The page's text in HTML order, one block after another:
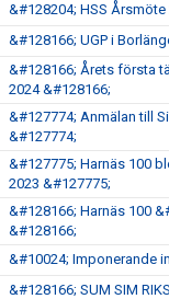
&#128204; HSS
&#128166; UGP i
&#128166; Årets första
2024 &#128166;
&#127774; Anmälan till
&#127774;
&#127775; Harnäs 100
2023 &#127775;
&#128166; Harnäs 100
&#128166;
&#10024; Imponerande
&#128166; SUM SIM